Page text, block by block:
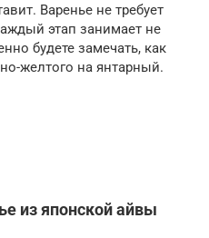
Варенье не требует
этап занимает не
будете замечать, как
желтого на янтарный.
из японской айвы